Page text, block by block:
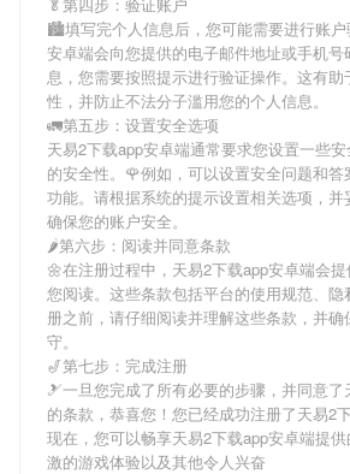
🏙填写完个人信息后，您可能需要进行账户
安卓端会向您提供的电子邮件地址或手机
息，您需要按照提示进行验证操作。这有助
性，并防止不法分子滥用您的个人信息。
🚛第五步：设置安全选项
天易2下载app安卓端通常要求您设置一些
的安全性。🌹例如，可以设置安全问题和
功能。请根据系统的提示设置相关选项，并
确保您的账户安全。
🌶第六步：阅读并同意条款
🌼在注册过程中， 天易2下载app安卓端会
您阅读。这些条款包括平台的使用规范、
册之前，请仔细阅读并理解这些条款，并确
守。
🎷第七步：完成注册
🎿一旦您完成了所有必要的步骤，并同意了
的条款，恭喜您！您已经成功注册了天易2
现在，您可以畅享天易2下载app安卓端提
激的游戏体验以及其他令人兴奋